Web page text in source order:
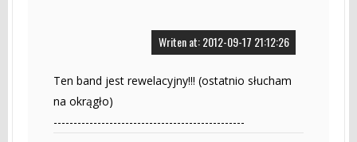
Writen at: 2012-09-17 21:12:26
Ten band jest rewelacyjny!!! (ostatnio słucham
na okrągło)
------------------------------------------------